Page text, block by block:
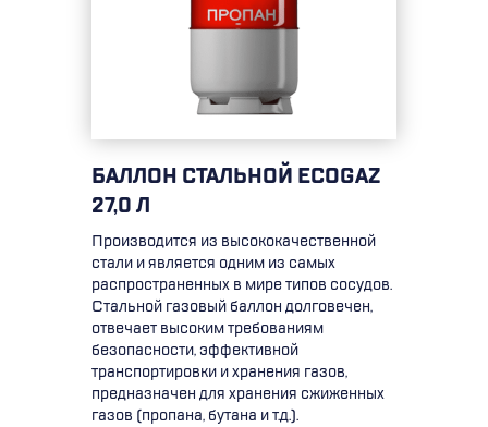
БАЛЛОН СТАЛЬНОЙ ECOGAZ
27,0 Л
Производится из высококачественной
стали и является одним из самых
распространенных в мире типов сосудов.
Стальной газовый баллон долговечен,
отвечает высоким требованиям
безопасности, эффективной
транспортировки и хранения газов,
предназначен для хранения сжиженных
газов (пропана, бутана и т.д.).